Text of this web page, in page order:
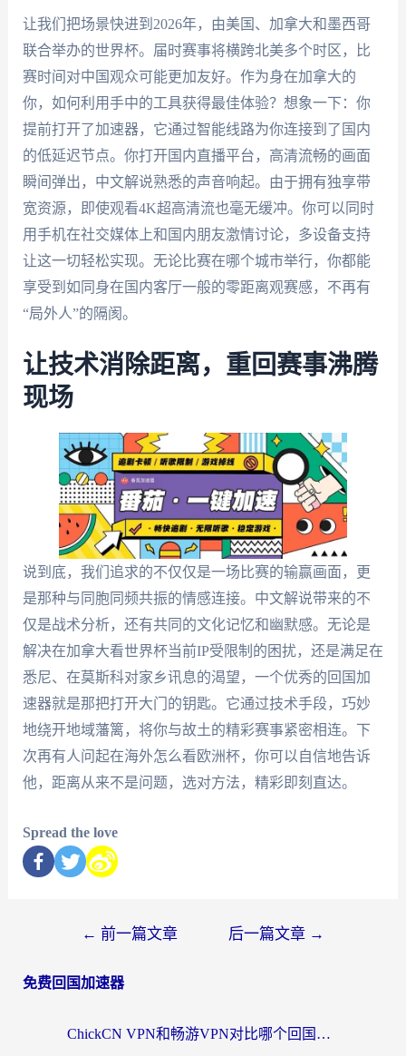
让我们把场景快进到2026年，由美国、加拿大和墨西哥
联合举办的世界杯。届时赛事将横跨北美多个时区，比
赛时间对中国观众可能更加友好。作为身在加拿大的
你，如何利用手中的工具获得最佳体验？想象一下：你
提前打开了加速器，它通过智能线路为你连接到了国内
的低延迟节点。你打开国内直播平台，高清流畅的画面
瞬间弹出，中文解说熟悉的声音响起。由于拥有独享带
宽资源，即使观看4K超高清流也毫无缓冲。你可以同时
用手机在社交媒体上和国内朋友激情讨论，多设备支持
让这一切轻松实现。无论比赛在哪个城市举行，你都能
享受到如同身在国内客厅一般的零距离观赛感，不再有
“局外人”的隔阂。
让技术消除距离，重回赛事沸腾
现场
说到底，我们追求的不仅仅是一场比赛的输赢画面，更
是那种与同胞同频共振的情感连接。中文解说带来的不
仅是战术分析，还有共同的文化记忆和幽默感。无论是
解决在加拿大看世界杯当前IP受限制的困扰，还是满足在
悉尼、在莫斯科对家乡讯息的渴望，一个优秀的回国加
速器就是那把打开大门的钥匙。它通过技术手段，巧妙
地绕开地域藩篱，将你与故土的精彩赛事紧密相连。下
次再有人问起在海外怎么看欧洲杯，你可以自信地告诉
他，距离从来不是问题，选对方法，精彩即刻直达。
Spread the love
← 前一篇文章 后一篇文章 →
免费回国加速器
ChickCN VPN和畅游VPN对比哪个回国效果更好？海外党必看的回国加速器选择指南